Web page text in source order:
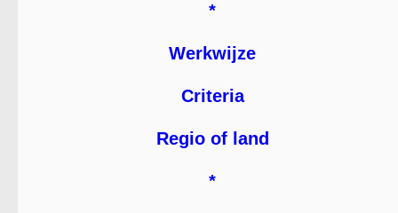
*
Werkwijze
Criteria
Regio of land
*